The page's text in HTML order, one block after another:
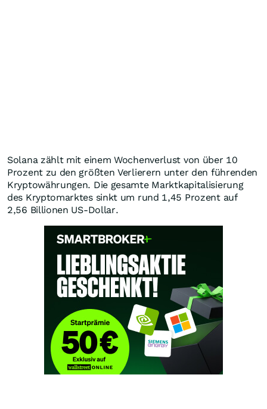
Solana zählt mit einem Wochenverlust von über 10
Prozent zu den größten Verlierern unter den führenden
Kryptowährungen. Die gesamte Marktkapitalisierung
des Kryptomarktes sinkt um rund 1,45 Prozent auf
2,56 Billionen US-Dollar.